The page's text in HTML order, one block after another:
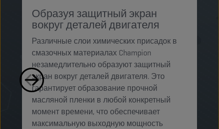
Образуя защитный экран
вокруг деталей двигателя
Различные слои химических присадок в
смазочных материалах Champion
незамедлительно образуют защитный
экран вокруг деталей двигателя. Это
гарантирует образование прочной
масляной пленки в любой конкретный
момент времени, что обеспечивает
максимальную выходную мощность